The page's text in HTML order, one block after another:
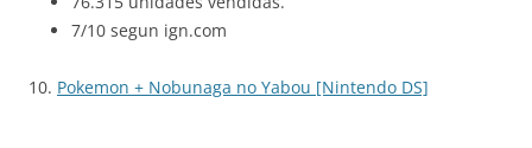
7/10 segun ign.com
10. Pokemon + Nobunaga no Yabou [Nintendo DS]